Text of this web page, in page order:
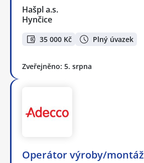
Hašpl a.s.
Hynčice
35 000 Kč Plný úvazek
Zveřejněno: 5. srpna
Operátor výroby/montáž